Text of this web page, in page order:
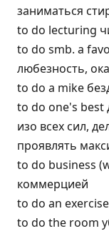
заниматься
to do lecturing
to do smb. a
любезность,
to do a mike
to do one's best
изо всех сил,
проявлять
to do business
коммерцией
to do an
to do the room